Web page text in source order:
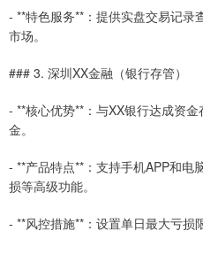
- **特色服务**：提供实盘交易记录
市场。
### 3. 深圳XX金融（银行存管）
- **核心优势**：与XX银行达成资
金。
- **产品特点**：支持手机APP和电
损等高级功能。
- **风控措施**：设置单日最大亏损